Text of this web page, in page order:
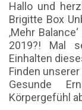
Hallo und
Brigitte Box
‚Mehr
2019?! Mal
Einhalten
Finden
Gesunde
Körpergefühl